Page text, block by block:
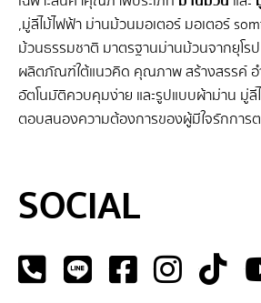
,มู่ลี่ไม้ไฟฟ้า ม่านม้วนมอเตอร์ มอเตอร์
ม้วนธรรมชาติ มาตรฐานม่านม้วนจากยุโร
ผลิตภัณฑ์ใต้แนวคิด คุณภาพ สร้างสรรค์ อ
อัตโนมัติควบคุมง่าย และรูปแบบผ้าม่าน มู่ลี่
ตอบสนองความต้องการของผู้มีใจรักการ
SOCIAL